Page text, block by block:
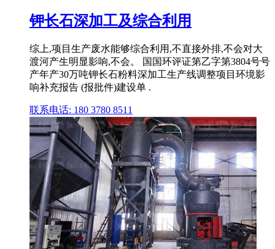
钾长石深加工及综合利用
综上,项目生产废水能够综合利用,不直接外排,不会对大
渡河产生明显影响,不会。 国国环评证第乙字第3804号号
产年产30万吨钾长石粉料深加工生产线调整项目环境影
响补充报告 (报批件)建设单 .
联系电话: 180 3780 8511